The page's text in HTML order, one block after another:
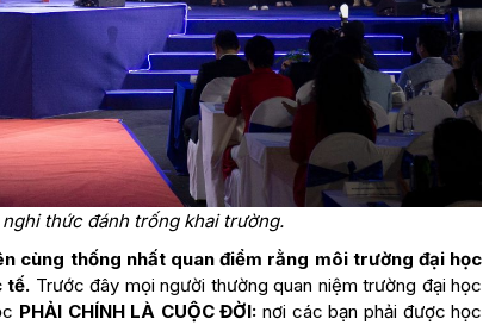
thức đánh trống khai trường.
cùng thống nhất quan điểm rằng môi trường đại học
tế. Trước đây mọi người thường quan niệm trường đại học
PHẢI CHÍNH LÀ CUỘC ĐỜI: nơi các bạn phải được học